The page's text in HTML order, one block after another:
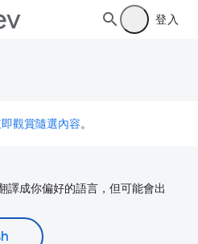
登入
觀賞隨選內容。
譯成你偏好的語言，但可能會出